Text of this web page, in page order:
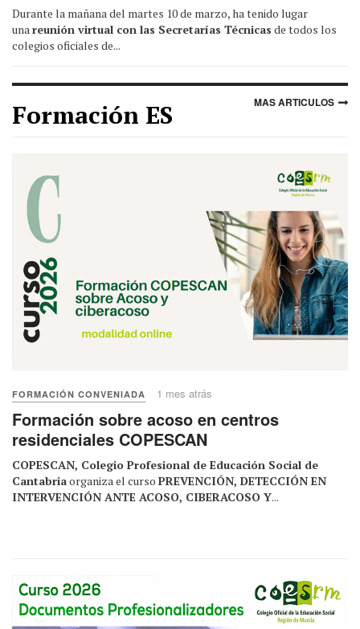
Durante la mañana del martes 10 de marzo, ha tenido lugar
unareunión virtual con las Secretarías Técnicas de todos los
colegios oficiales de...
Formación ES MAS ARTICULOS
FORMACIÓN CONVENIADA 1 mes atrás
Formación sobre acoso en centros
residenciales COPESCAN
COPESCAN, Colegio Profesional de Educación Social de
Cantabriaorganiza el curso PREVENCIÓN, DETECCIÓN EN
INTERVENCIÓN ANTE ACOSO, CIBERACOSO Y...